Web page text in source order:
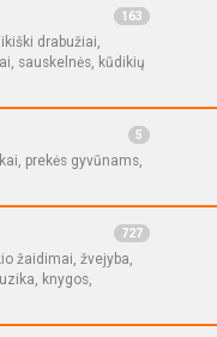
163
drabužiai,
sauskelnės, kūdikių
5
prekės gyvūnams,
727
žaidimai, žvejyba,
knygos,